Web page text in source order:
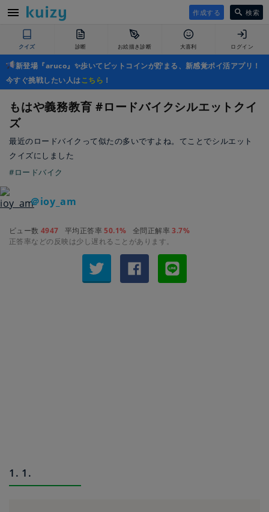
作成する 検索
クイズ 診断 お絵描き診断 大喜利 ログイン
新登場『aruco』✨歩いてビットコインが貯まる、新感覚ポイ活アプリ！
今すぐ挑戦したい人はこちら ！
もはや義務教育 #ロードバイクシルエットクイ
ズ
最近のロードバイクって似たの多いですよね。てことでシルエット
クイズにしました
#ロードバイク
＠ioy_am
ビュー数 4947 平均正答率50.1% 全問正解率3.7%
正答率などの反映は少し遅れることがあります。
1. 1.